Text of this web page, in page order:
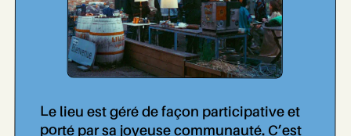
Le lieu est géré de façon participative et
porté par sa joyeuse communauté. C’est